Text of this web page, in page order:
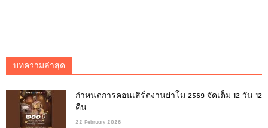
บทความล่าสุด
กำหนดการคอนเสิร์ตงานย่าโม 2569 จัดเต็ม 12 วัน 12
คืน
22 February 2026